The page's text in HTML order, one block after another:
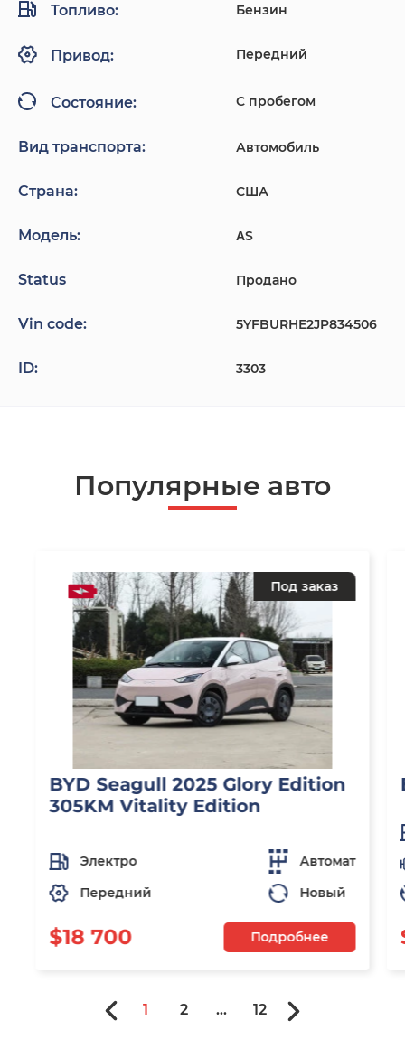
Топливо: Бензин
Привод: Передний
Состояние: С пробегом
Вид транспорта: Автомобиль
Страна: США
Модель: ΑS
Status Продано
Vin code: 5YFBURHE2JP834506
ID: 3303
Популярные авто
Под заказ
BYD Seagull 2025 Glory Edition
305KM Vitality Edition
Электро
Автомат
Передний
Новый
$18 700 Подробнее
1 2 ... 12